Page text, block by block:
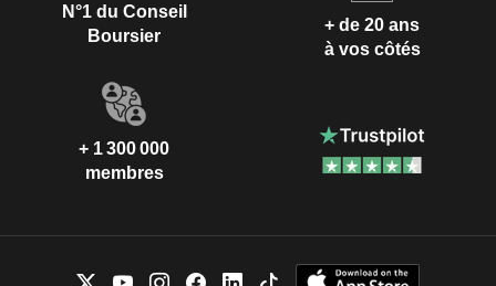
N°1 du Conseil
Boursier
+ de 20 ans
à vos côtés
+ 1 300 000
membres